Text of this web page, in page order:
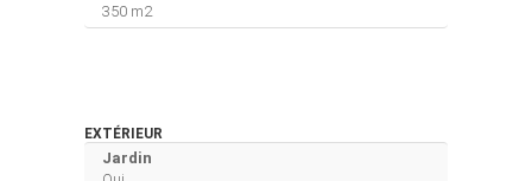
350 m2
EXTÉRIEUR
Jardin